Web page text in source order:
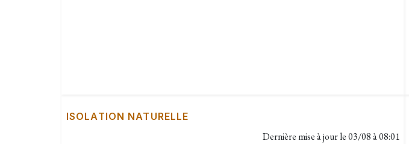
ISOLATION NATURELLE
Dernière mise à jour le03/08 à 08:01